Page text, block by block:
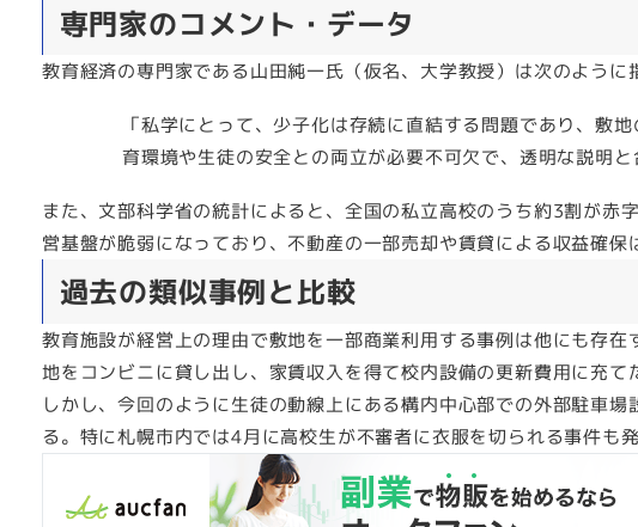
専門家のコメント・データ
教育経済の専門家である山田純一氏（仮名、大学教授）は次のように
「私学にとって、少子化は存続に直結する問題であり、敷
育環境や生徒の安全との両立が必要不可欠で、透明な説明と
また、文部科学省の統計によると、全国の私立高校のうち約3割が赤
営基盤が脆弱になっており、不動産の一部売却や賃貸による収益確保
過去の類似事例と比較
教育施設が経営上の理由で敷地を一部商業利用する事例は他にも存
地をコンビニに貸し出し、家賃収入を得て校内設備の更新費用に充て
しかし、今回のように生徒の動線上にある構内中心部での外部駐車
る。特に札幌市内では4月に高校生が不審者に衣服を切られる事件も